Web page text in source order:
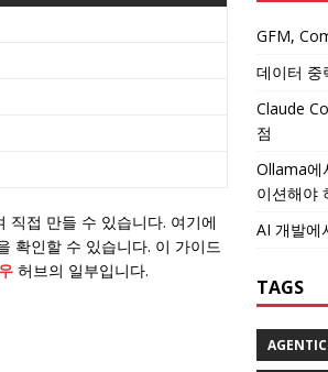
직접 만들 수 있습니다. 여기에
확인할 수 있습니다. 이 가이드
허브의 일부입니다.
GFM,
데이터 중
Claude
점
Ollama에
이션해야
AI 개발에
TAGS